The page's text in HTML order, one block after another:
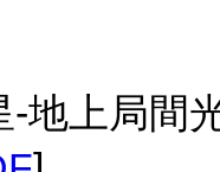
-地上局